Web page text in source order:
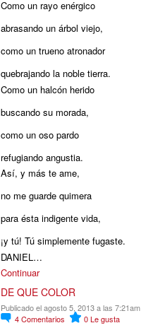
Como un rayo enérgico
abrasando un árbol viejo,
como un trueno atronador
quebrajando la noble tierra.
Como un halcón herido
buscando su morada,
como un oso pardo
refugiando angustia.
Así, y más te ame,
no me guarde quimera
para ésta indigente vida,
¡y tú! Tú simplemente fugaste.
DANIEL…
Continuar
DE QUE COLOR
Publicado el agosto 5, 2013 a las 7:21am
4Comentarios 0Le gusta